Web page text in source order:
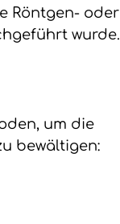
Röntgen- oder
wurde.
um die
bewältigen: